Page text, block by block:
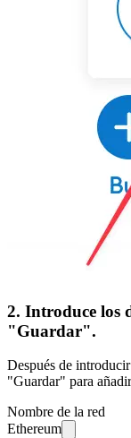
2. Introduce los
"Guardar".
Después de
"Guardar" para
Nombre de la red
Ethereum